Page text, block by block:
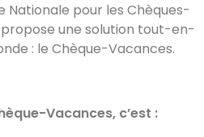
Nationale pour les Chèques-
une solution tout-en-
: le Chèque-Vacances.
Vacances, c’est :